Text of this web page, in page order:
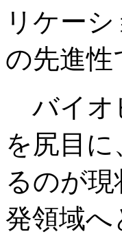
リケー
の先進
バイオ
を尻目
るのが
発領域へ